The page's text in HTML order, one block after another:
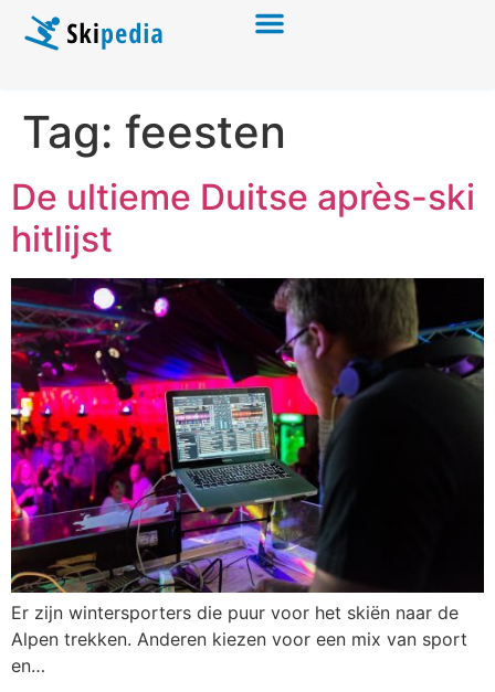
Tag: feesten
De ultieme Duitse après-ski
hitlijst
Er zijn wintersporters die puur voor het skiën naar de
Alpen trekken. Anderen kiezen voor een mix van sport
en…